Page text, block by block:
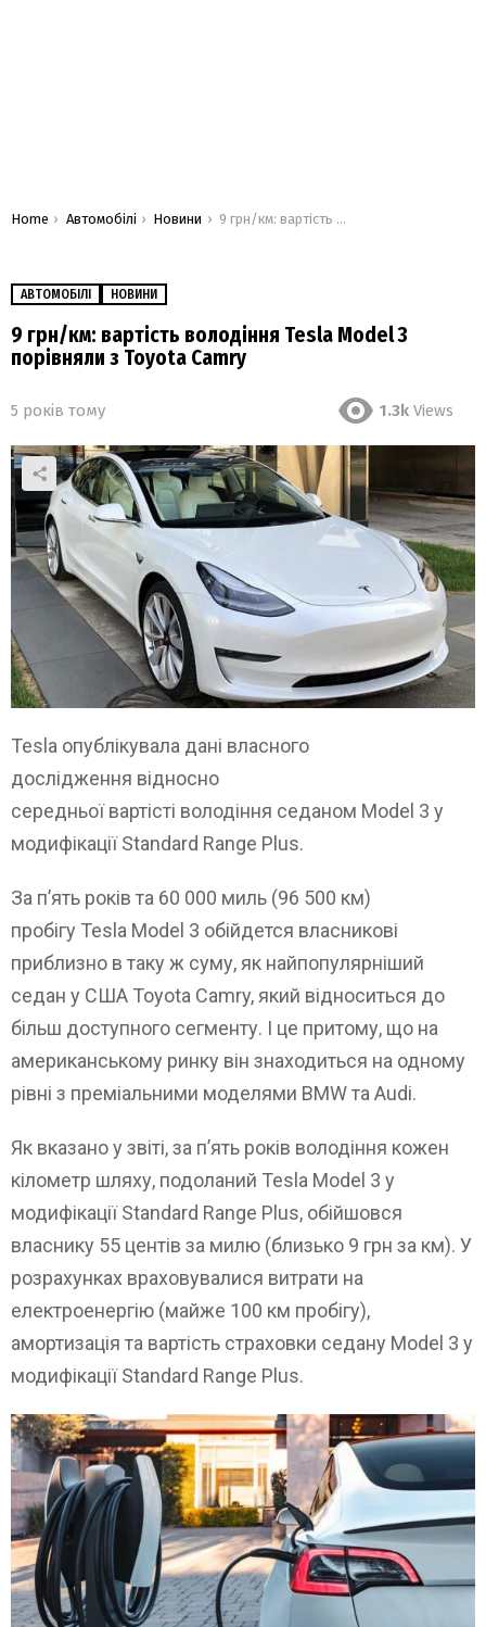
You are here:
Home Автомобілі Новини 9 грн/км: вартість володіння Tesla Model 3 порівняли з Toyota Camry
АВТОМОБІЛІ НОВИНИ
9 грн/км: вартість володіння Tesla Model 3
порівняли з Toyota Camry
5 років тому 1.3k Views
Tesla опублікувала дані власного
дослідження відносно
середньої вартісті володіння седаном Model 3 у
модифікації Standard Range Plus.
За п’ять років та 60 000 миль (96 500 км)
пробігу Tesla Model 3 обійдется власникові
приблизно в таку ж суму, як найпопулярніший
седан у США Toyota Camry, який відноситься до
більш доступного сегменту. І це притому, що на
американському ринку він знаходиться на одному
рівні з преміальними моделями BMW та Audi.
Як вказано у звіті, за п’ять років володіння кожен
кілометр шляху, подоланий Tesla Model 3 у
модифікації Standard Range Plus, обійшовся
власнику 55 центів за милю (близько 9 грн за км). У
розрахунках враховувалися витрати на
електроенергію (майже 100 км пробігу),
амортизація та вартість страховки седану Model 3 у
модифікації Standard Range Plus.